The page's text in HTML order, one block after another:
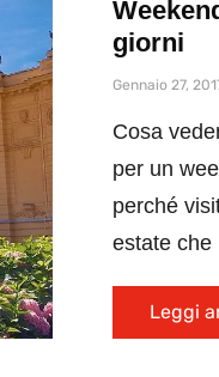
giorni
Gennaio 27,
Cosa
per un
perché
estate che
Leggi